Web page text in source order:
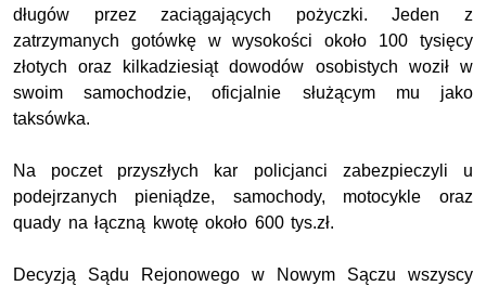
długów przez zaciągających pożyczki. Jeden z
zatrzymanych gotówkę w wysokości około 100 tysięcy
złotych oraz kilkadziesiąt dowodów osobistych woził w
swoim samochodzie, oficjalnie służącym mu jako
taksówka.
Na poczet przyszłych kar policjanci zabezpieczyli u
podejrzanych pieniądze, samochody, motocykle oraz
quady na łączną kwotę około 600 tys.zł.
Decyzją Sądu Rejonowego w Nowym Sączu wszyscy